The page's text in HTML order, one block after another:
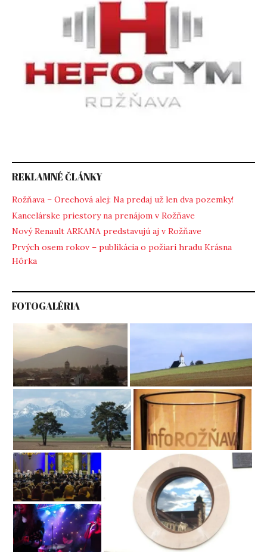
REKLAMNÉ ČLÁNKY
Rožňava – Orechová alej: Na predaj už len dva pozemky!
Kancelárske priestory na prenájom v Rožňave
Nový Renault ARKANA predstavujú aj v Rožňave
Prvých osem rokov – publikácia o požiari hradu Krásna
Hôrka
FOTOGALÉRIA